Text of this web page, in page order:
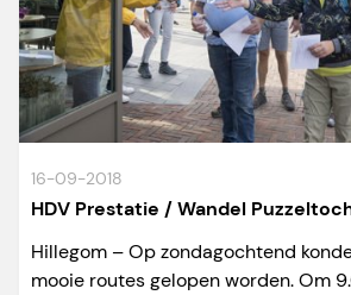
16-09-2018
HDV Prestatie / Wandel
Hillegom – Op zondagochtend
mooie routes gelopen worden. Om